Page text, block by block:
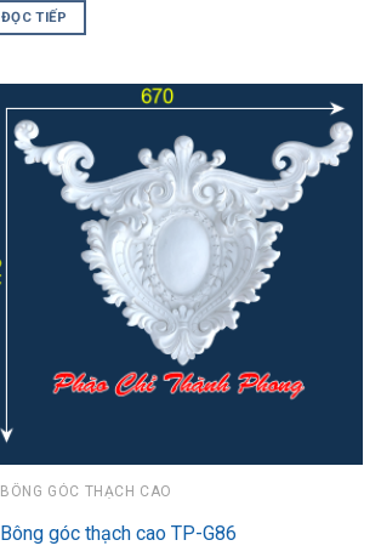
ĐỌC TIẾP
BÔNG GÓC THẠCH CAO
Bông góc thạch cao TP-G86